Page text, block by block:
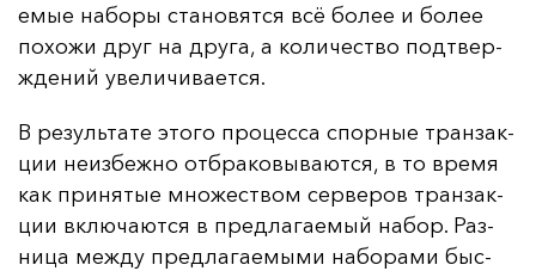
емые на­бо­ры ста­но­вят­ся всё бо­лее и бо­лее
по­хо­жи друг на дру­га, а ко­ли­чес­тво под­твер­
жде­ний уве­ли­чи­ва­ет­ся.
В ре­зуль­та­те это­го про­цес­са спор­ные тран­зак­
ции не­из­беж­но от­бра­ко­вы­ва­ют­ся, в то вре­мя
как при­ня­тые мно­жес­твом сер­ве­ров тран­зак­
ции вклю­ча­ют­ся в пред­ла­га­емый на­бор. Раз­
ни­ца меж­ду пред­ла­га­емы­ми на­бо­ра­ми быс­